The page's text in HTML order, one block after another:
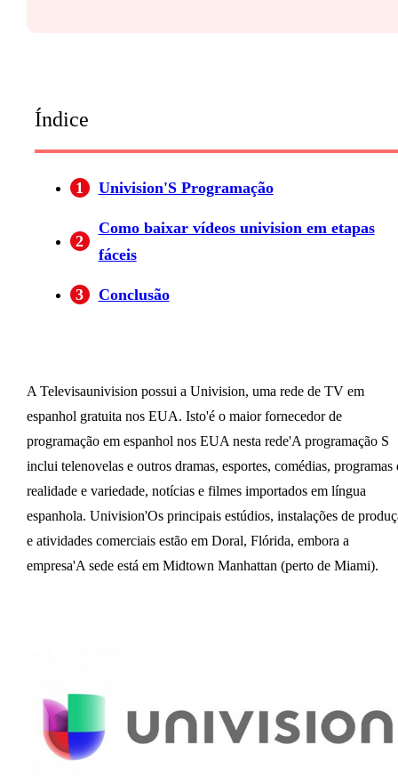
Índice
1 Univision'S Programação
2
Como baixar vídeos univision em etapas
fáceis
3 Conclusão
A Televisaunivision possui a Univision, uma rede de TV em
espanhol gratuita nos EUA. Isto'é o maior fornecedor de
programação em espanhol nos EUA nesta rede'A programação S
inclui telenovelas e outros dramas, esportes, comédias, programas
realidade e variedade, notícias e filmes importados em língua
espanhola. Univision'Os principais estúdios, instalações de
e atividades comerciais estão em Doral, Flórida, embora a
empresa'A sede está em Midtown Manhattan (perto de Miami).